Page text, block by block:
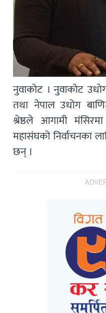
नुवाकोट । नुवाकोट
तथा नेपाल उधोग
श्रेष्ठले आगामी
महासंघको निर्वाचनका
छन् ।